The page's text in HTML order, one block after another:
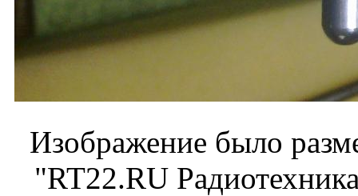
Изображение было
"RT22.RU